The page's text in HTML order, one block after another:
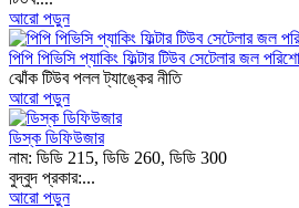
আরো পড়ুন
পিপি পিভিসি প্যাকিং ফিল্টার টিউব সেটেলার জল
ঝোঁক টিউব পলল ট্যাঙ্কের নীতি
আরো পড়ুন
ডিস্ক ডিফিউজার
নাম: ডিডি 215, ডিডি 260, ডিডি 300
বুদ্বুদ প্রকার:...
আরো পড়ুন